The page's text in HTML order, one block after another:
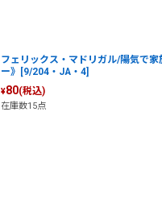
フェリックス・マドリガル/陽気で
ー》[9/204・JA・4]
¥80(税込)
在庫数15点